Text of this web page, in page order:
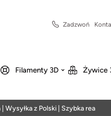
Zadzwoń
Filamenty 3D Żywice
z Polski | Szybka realizacja w